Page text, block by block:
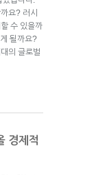
요? 러시
수 있을까
될까요?
의 글로벌
경제적